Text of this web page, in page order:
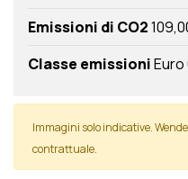
Emissioni di CO2
Classe emissioni
Immagini solo indicative.
contrattuale.